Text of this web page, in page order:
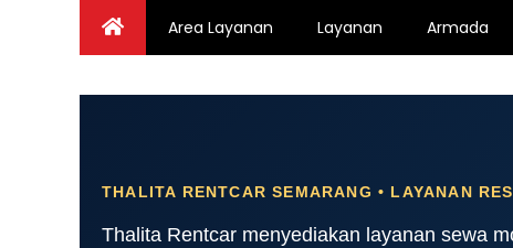
Area Layanan Layanan Armada
THALITA RENTCAR SEMARANG • LAYANAN
Thalita Rentcar menyediakan layanan sewa